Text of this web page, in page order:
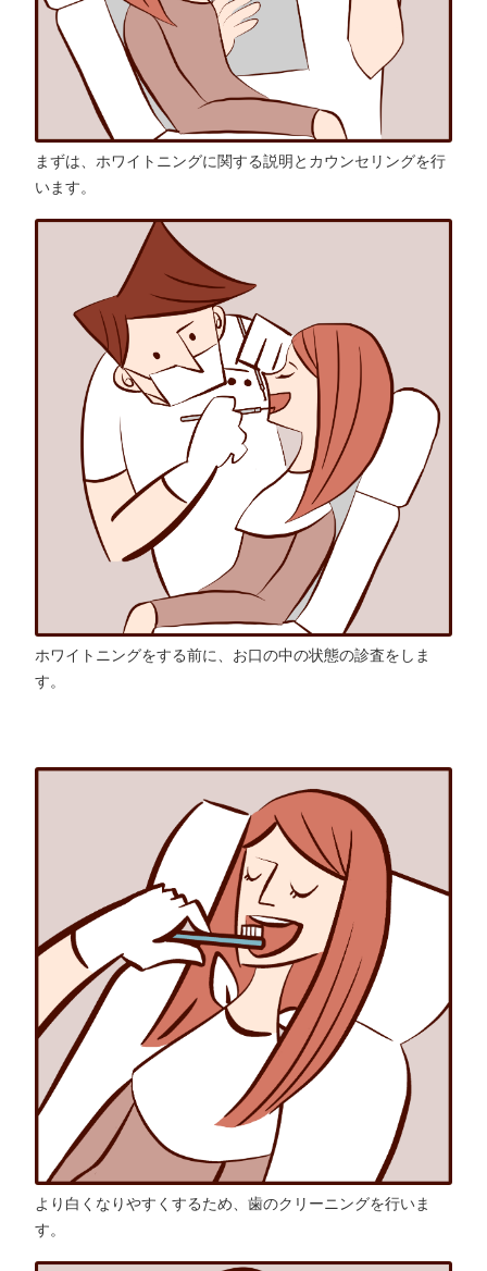
まずは、ホワイトニングに関する説明とカウンセリングを行
います。
ホワイトニングをする前に、お口の中の状態の診査をしま
す。
より白くなりやすくするため、歯のクリーニングを行いま
す。